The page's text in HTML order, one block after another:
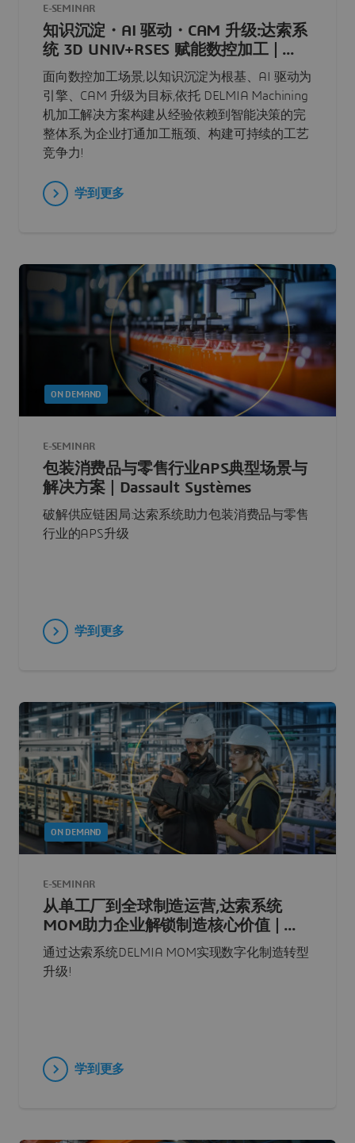
E-SEMINAR
知识沉淀・AI 驱动・CAM 升级:达索系
统 3D UNIV+RSES 赋能数控加工 | ...
面向数控加工场景,以知识沉淀为根基、AI 驱动为
引擎、CAM 升级为目标,依托 DELMIA Machining
机加工解决方案构建从经验依赖到智能决策的完
整体系,为企业打通加工瓶颈、构建可持续的工艺
竞争力!
学到更多
ON DEMAND
E-SEMINAR
包装消费品与零售行业APS典型场景与
解决方案 | Dassault Systèmes
破解供应链困局:达索系统助力包装消费品与零售
行业的APS升级
学到更多
ON DEMAND
E-SEMINAR
从单工厂到全球制造运营,达索系统
MOM助力企业解锁制造核心价值 | ...
通过达索系统DELMIA MOM实现数字化制造转型
升级!
学到更多